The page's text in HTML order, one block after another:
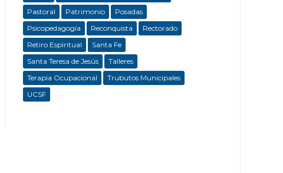
Pastoral
Patrimonio
Posadas
Psicopedagogía
Reconquista
Rectorado
Retiro Espiritual
Santa Fe
Santa Teresa de Jesús
Talleres
Terapia Ocupacional
Trubutos Municipales
UCSF